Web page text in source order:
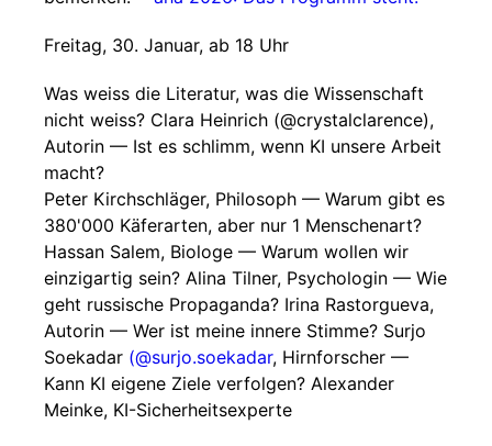
Freitag, 30. Januar, ab 18 Uhr
Was weiss die Literatur, was die Wissenschaft
nicht weiss? Clara Heinrich (@crystalclarence),
Autorin — Ist es schlimm, wenn KI unsere Arbeit
macht?
Peter Kirchschläger, Philosoph — Warum gibt es
380'000 Käferarten, aber nur 1 Menschenart?
Hassan Salem, Biologe — Warum wollen wir
einzigartig sein? Alina Tilner, Psychologin — Wie
geht russische Propaganda? Irina Rastorgueva,
Autorin — Wer ist meine innere Stimme? Surjo
Soekadar (@surjo.soekadar, Hirnforscher —
Kann KI eigene Ziele verfolgen? Alexander
Meinke, KI-Sicherheitsexperte